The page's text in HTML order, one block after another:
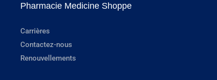
Pharmacie Medicine Shoppe
Carrières
Contactez-nous
Renouvellements